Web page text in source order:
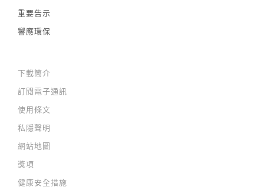
重要告示
響應環保
下載簡介
訂閱電子通訊
使用條文
私隱聲明
網站地圖
獎項
健康安全措施